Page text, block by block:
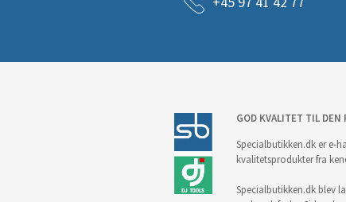
GOD KVALITET TIL DEN
Specialbutikken.dk er e-
kvalitetsprodukter fra
Specialbutikken.dk blev